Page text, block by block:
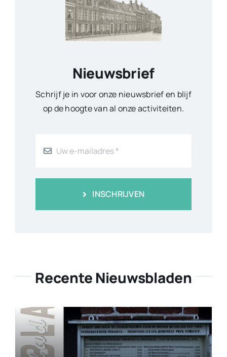
Nieuwsbrief
Schrijf je in voor onze nieuwsbrief en blijf
op de hoogte van al onze activiteiten.
INSCHRIJVEN
Recente Nieuwsbladen